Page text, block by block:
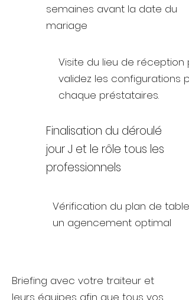
semaines avant la date du
mariage
Visite du lieu de réception
validez les configurations
chaque préstataires.
Finalisation du déroulé
jour J et le rôle tous les
professionnels
Vérification du plan de table
un agencement optimal
Briefing avec votre traiteur et
leurs équipes afin que tous vos